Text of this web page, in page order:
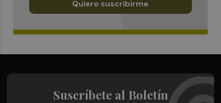
Quiero suscribirme
Suscríbete al Boletín